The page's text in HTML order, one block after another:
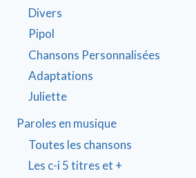
Divers
Pipol
Chansons Personnalisées
Adaptations
Juliette
Paroles en musique
Toutes les chansons
Les c-i 5 titres et +